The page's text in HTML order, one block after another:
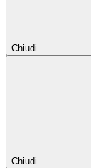
Chiudi
Chiudi